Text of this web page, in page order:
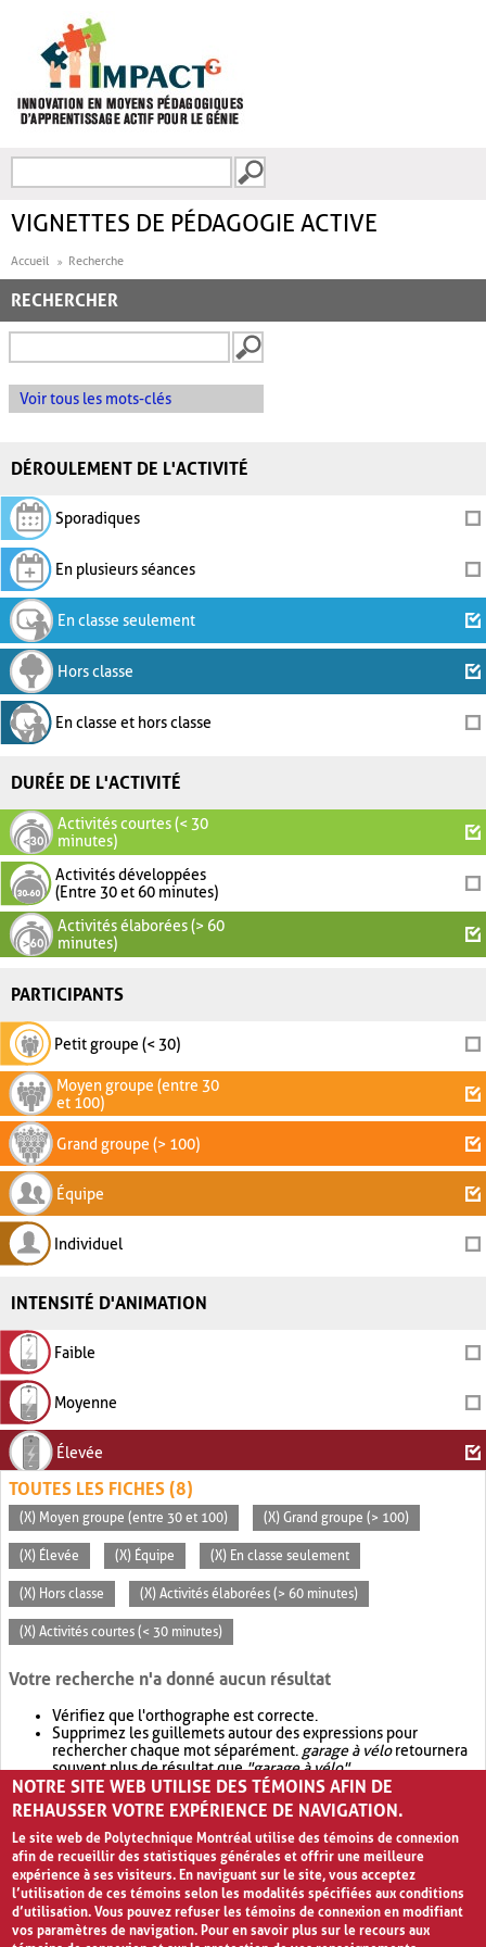
FORMULAIRE DE
VIGNETTES DE PÉDAGOGIE ACTIVE
Accueil Recherche
RECHERCHER
Voir tous les mots-clés
DÉROULEMENT DE L'ACTIVITÉ
Sporadiques
En plusieurs séances
En classe seulement
Hors classe
En classe et hors classe
DURÉE DE L'ACTIVITÉ
Activités courtes (< 30
minutes)
Activités développées
(Entre 30 et 60 minutes)
Activités élaborées (> 60
minutes)
PARTICIPANTS
Petit groupe (< 30)
Moyen groupe (entre 30
et 100)
Grand groupe (> 100)
Équipe
Individuel
INTENSITÉ D'ANIMATION
Faible
Moyenne
Élevée
TOUTES LES FICHES (8)
(X) Moyen groupe (entre 30 et 100) (X) Grand groupe (> 100)
(X) Élevée (X) Équipe (X) En classe seulement
(X) Hors classe (X) Activités élaborées (> 60 minutes)
(X) Activités courtes (< 30 minutes)
Votre recherche n'a donné aucun résultat
Vérifiez que l'orthographe est correcte.
Supprimez les guillemets autour des expressions pour
rechercher chaque mot séparément. garage à véloretournera
souvent plus de résultat que"garage à vélo".
Envisagez d'élargir votre recherche avec OR.garage OR vélo
retournera souvent plus de résultat quegarage à vélo
NOTRE SITE WEB UTILISE DES TÉMOINS AFIN DE
REHAUSSER VOTRE EXPÉRIENCE DE NAVIGATION.
Le site web de Polytechnique Montréal utilise des témoins de connexion
afin de recueillir des statistiques générales et offrir une meilleure
expérience à ses visiteurs. En naviguant sur le site, vous acceptez
l’utilisation de ces témoins selon les modalités spécifiées aux conditions
d’utilisation. Vous pouvez refuser les témoins de connexion en modifiant
vos paramètres de navigation. Pour en savoir plus sur le recours aux